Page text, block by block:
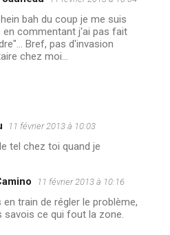
bah du coup je me suis
en commentant j'ai pas fait
Bref, pas d'invasion
chez moi...
11 février 2013 à 10:03
tel chez toi quand je
11 février 2013 à 10:16
en train de régler le problème,
savois ce qui fout la zone.